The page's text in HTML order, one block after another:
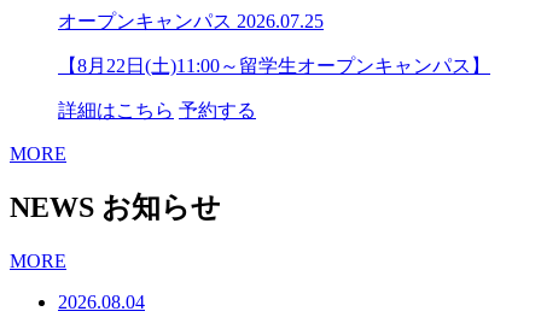
オープンキャンパス 2026.07.25
【8月22日(土)11:00～留学生オープンキャンパス】
詳細はこちら 予約する
MORE
NEWS お知らせ
MORE
2026.08.04